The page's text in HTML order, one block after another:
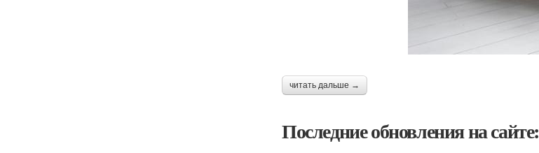
читать дальше →
Последние обновления на сайте: